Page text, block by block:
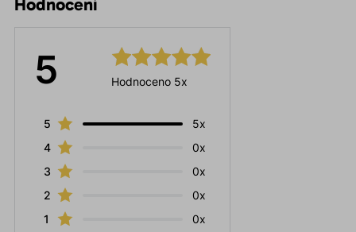
Hodnocení
5 Hodnoceno 5x
5
5x
4
0x
3
0x
2
0x
1
0x